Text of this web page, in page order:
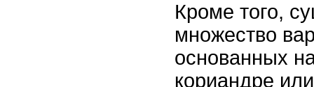
Кроме того,
множество
основанных
кориандре